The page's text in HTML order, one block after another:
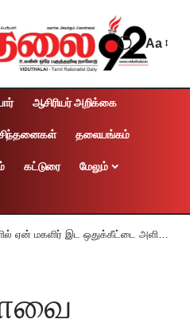
Aa
ஆசிரியர் அறிக்கை
தலையங்கம்
கட்டுரை மேலும்
அளிக்க முடியாது? – பிரியங்கா காந்தி கேள்வி